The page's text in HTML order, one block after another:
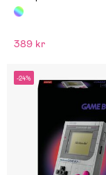
389 kr
-24%